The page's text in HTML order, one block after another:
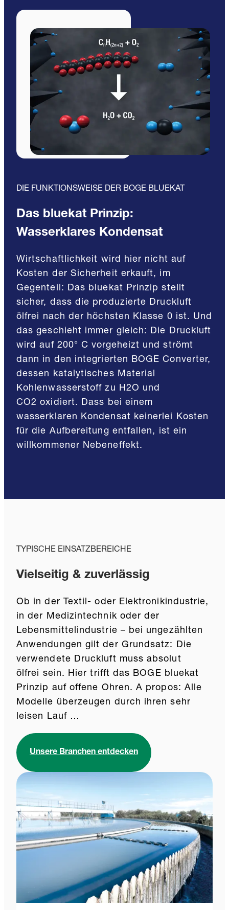
DIE FUNKTIONSWEISE DER BOGE BLUEKAT
Das bluekat Prinzip:
Wasserklares Kondensat
Wirtschaftlichkeit wird hier nicht auf
Kosten der Sicherheit erkauft, im
Gegenteil: Das bluekat Prinzip stellt
sicher, dass die produzierte Druckluft
ölfrei nach der höchsten Klasse 0 ist. Und
das geschieht immer gleich: Die Druckluft
wird auf 200° C vorgeheizt und strömt
dann in den integrierten BOGE Converter,
dessen katalytisches Material
Kohlenwasserstoff zu H2O und
CO2 oxidiert. Dass bei einem
wasserklaren Kondensat keinerlei Kosten
für die Aufbereitung entfallen, ist ein
willkommener Nebeneffekt.
TYPISCHE EINSATZBEREICHE
Vielseitig & zuverlässig
Ob in der Textil- oder Elektronikindustrie,
in der Medizintechnik oder der
Lebensmittelindustrie – bei ungezählten
Anwendungen gilt der Grundsatz: Die
verwendete Druckluft muss absolut
ölfrei sein. Hier trifft das BOGE bluekat
Prinzip auf offene Ohren. A propos: Alle
Modelle überzeugen durch ihren sehr
leisen Lauf …
Unsere Branchen entdecken